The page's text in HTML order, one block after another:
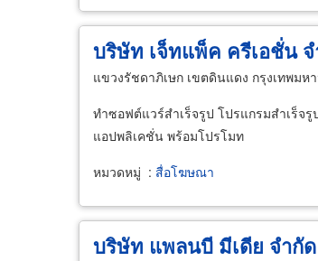
บริษัท เจ็ทแพ็ค ครีเอชั่น
แขวงรัชดาภิเษก เขตดินแดง กรุงเทพมห
ทำซอฟต์แวร์สำเร็จรูป โปรแกรมสำเร็
แอปพลิเคชั่น พร้อมโปรโมท
หมวดหมู่ : สื่อโฆษณา
บริษัท แพลนบี มีเดีย จำกั